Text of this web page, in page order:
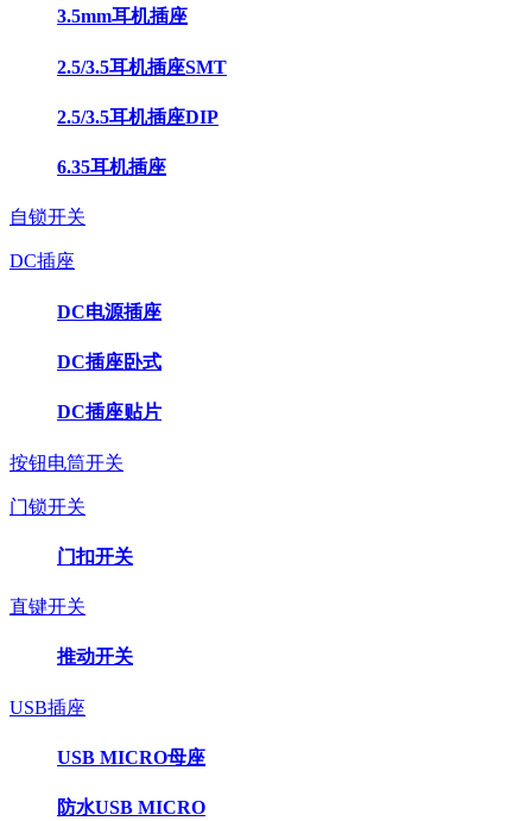
3.5mm耳机插座
2.5/3.5耳机插座SMT
2.5/3.5耳机插座DIP
6.35耳机插座
自锁开关
DC插座
DC电源插座
DC插座卧式
DC插座贴片
按钮电筒开关
门锁开关
门扣开关
直键开关
推动开关
USB插座
USB MICRO母座
防水USB MICRO